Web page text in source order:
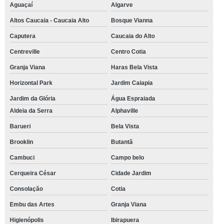
Aguaçaí
Algarve
Altos Caucaia - Caucaia Alto Bosque Vianna
Caputera Caucaia do Alto
Centreville Centro Cotia
Granja Viana Haras Bela Vista
Horizontal Park Jardim Caiapia
Jardim da Glória
Água Espraiada
Aldeia da Serra
Alphaville
Barueri Bela Vista
Brooklin Butantã
Cambuci Campo belo
Cerqueira César Cidade Jardim
Consolação Cotia
Embu das Artes Granja Viana
Higienópolis Ibirapuera